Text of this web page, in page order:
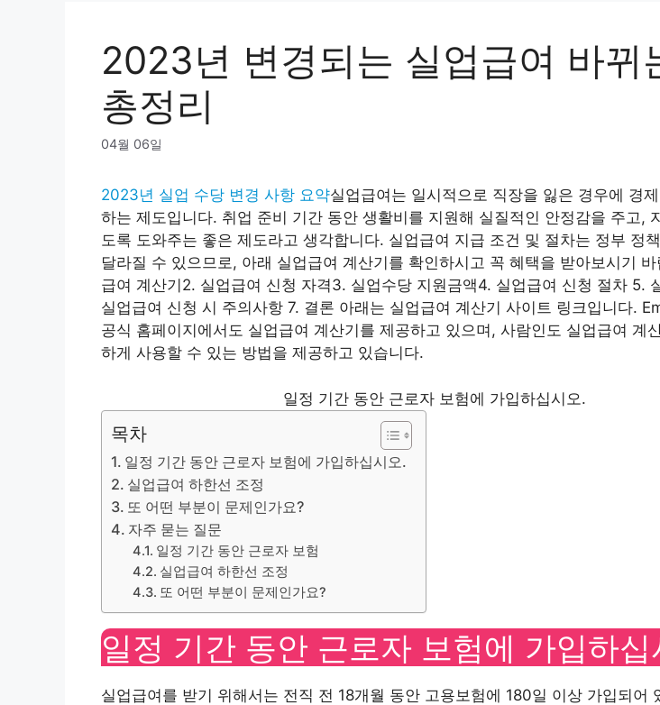
2023년 변경되는 실업급여 바뀌
총정리
04월 06일
2023년 실업 수당 변경 사항 요약실업급여는 일시적으로 직장을 잃은 경우에 경
하는 제도입니다. 취업 준비 기간 동안 생활비를 지원해 실질적인 안정감을 주고,
도록 도와주는 좋은 제도라고 생각합니다. 실업급여 지급 조건 및 절차는 정부 정
달라질 수 있으므로, 아래 실업급여 계산기를 확인하시고 꼭 혜택을 받아보시기 바
급여 계산기2. 실업급여 신청 자격3. 실업수당 지원금액4. 실업급여 신청 절차 5.
실업급여 신청 시 주의사항 7. 결론 아래는 실업급여 계산기 사이트 링크입니다.
공식 홈페이지에서도 실업급여 계산기를 제공하고 있으며, 사람인도 실업급여 계
하게 사용할 수 있는 방법을 제공하고 있습니다.
일정 기간 동안 근로자 보험에 가입하십시오.
목차
일정 기간 동안 근로자 보험에 가입하십시오.
실업급여 하한선 조정
또 어떤 부분이 문제인가요?
자주 묻는 질문
일정 기간 동안 근로자 보험
실업급여 하한선 조정
또 어떤 부분이 문제인가요?
일정 기간 동안 근로자 보험에 가입하십
실업급여를 받기 위해서는 전직 전 18개월 동안 고용보험에 180일 이상 가입되어